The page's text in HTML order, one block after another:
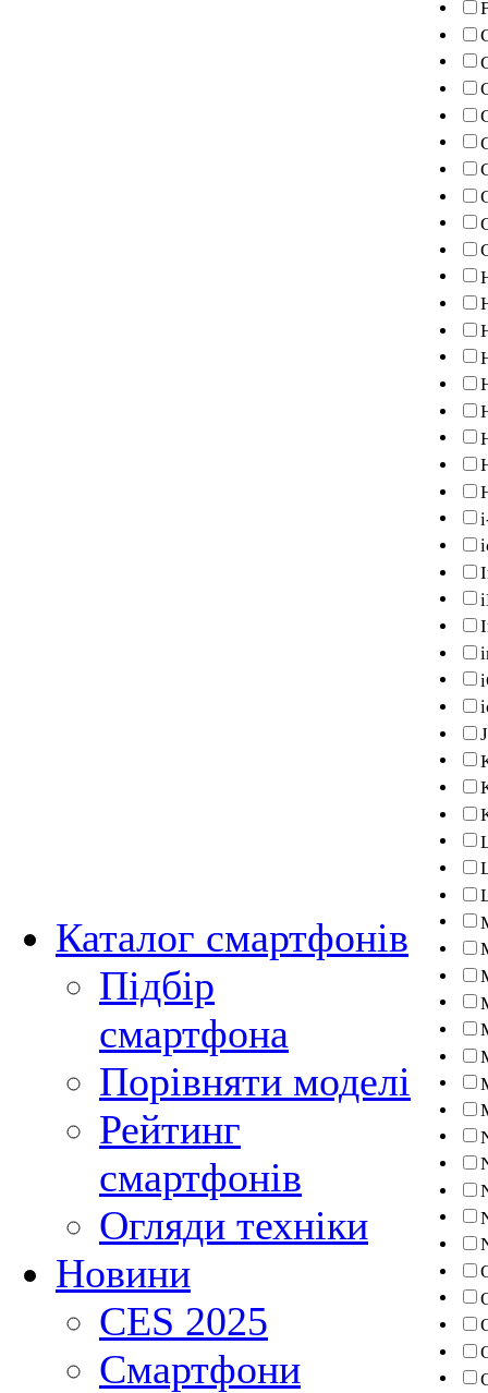
Каталог смартфонів
Підбір
смартфона
Порівняти моделі
Рейтинг
смартфонів
Огляди техніки
Новини
CES 2025
Смартфони